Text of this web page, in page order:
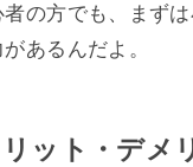
の方でも、まず
あるんだよ。
ット・デメ